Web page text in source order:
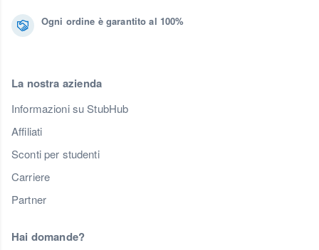
Ogni ordine è garantito al 100%
La nostra azienda
Informazioni su StubHub
Affiliati
Sconti per studenti
Carriere
Partner
Hai domande?